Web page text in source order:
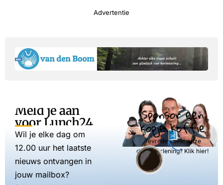
Advertentie
Meld je aan
voor Lunch24
Wil je elke dag om
12.00 uur het laatste
nieuws ontvangen in
jouw mailbox?
Sponsor een
kopje koffie
Tevreden over onze
dienstverlening? Klik hier!